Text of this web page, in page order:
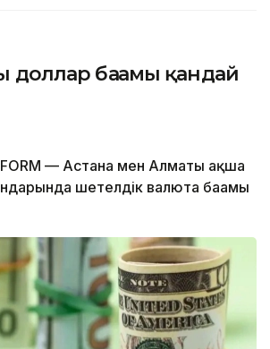
доллар бағамы қандай
— Астана мен Алматы ақша
шетелдік валюта бағамы